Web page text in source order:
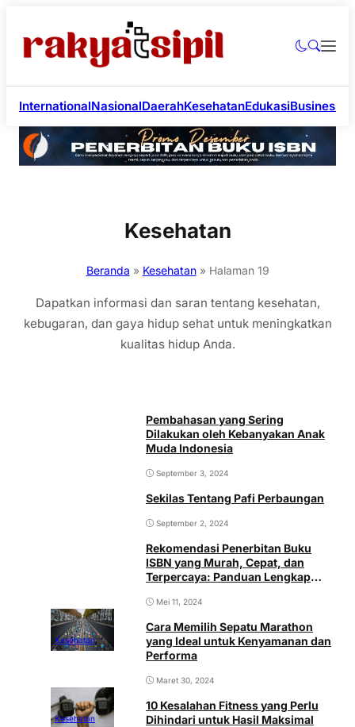
InternationalNasionalDaerahKesehatanEdukasiBusiness
Kesehatan
Beranda » Kesehatan» Halaman 19
Dapatkan informasi dan saran tentang kesehatan,
kebugaran, dan gaya hidup sehat untuk meningkatkan
kualitas hidup Anda.
Pembahasan yang Sering
Dilakukan oleh Kebanyakan Anak
Muda Indonesia
September 3, 2024
Sekilas Tentang Pafi Perbaungan
September 2, 2024
Rekomendasi Penerbitan Buku
ISBN yang Murah, Cepat, dan
Terpercaya: Panduan Lengkap
Mei 11, 2024
Kesehatan
Cara Memilih Sepatu Marathon
yang Ideal untuk Kenyamanan dan
Performa
Maret 30, 2024
Kesehatan
10 Kesalahan Fitness yang Perlu
Dihindari untuk Hasil Maksimal